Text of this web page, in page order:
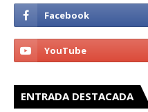
ENTRADA DESTACADA